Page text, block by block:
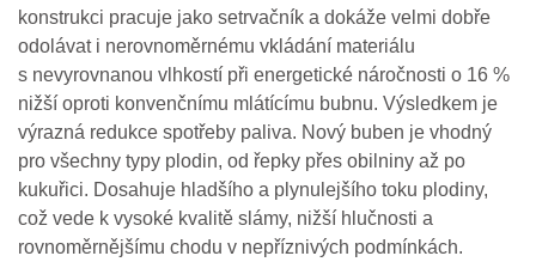
konstrukci pracuje jako setrvačník a dokáže velmi dobře
odolávat i nerovnoměrnému vkládání materiálu
s nevyrovnanou vlhkostí při energetické náročnosti o 16 %
nižší oproti konvenčnímu mlátícímu bubnu. Výsledkem je
výrazná redukce spotřeby paliva. Nový buben je vhodný
pro všechny typy plodin, od řepky přes obilniny až po
kukuřici. Dosahuje hladšího a plynulejšího toku plodiny,
což vede k vysoké kvalitě slámy, nižší hlučnosti a
rovnoměrnějšímu chodu v nepříznivých podmínkách.